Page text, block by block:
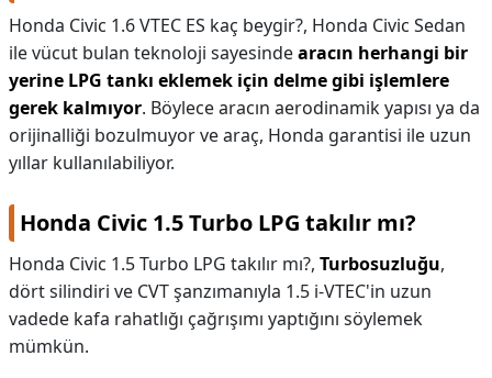
Honda Civic 1.6 VTEC ES kaç beygir?, Honda Civic Sedan
ile vücut bulan teknoloji sayesindearacın herhangi bir
yerine LPG tankı eklemek için delme gibi işlemlere
gerek kalmıyor. Böylece aracın aerodinamik yapısı ya da
orijinalliği bozulmuyor ve araç, Honda garantisi ile uzun
yıllar kullanılabiliyor.
Honda Civic 1.5 Turbo LPG takılır mı?
Honda Civic 1.5 Turbo LPG takılır mı?, Turbosuzluğu,
dört silindiri ve CVT şanzımanıyla 1.5 i-VTEC'in uzun
vadede kafa rahatlığı çağrışımı yaptığını söylemek
mümkün.